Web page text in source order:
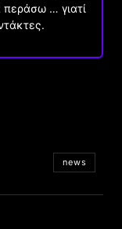
περάσω … γιατί
news